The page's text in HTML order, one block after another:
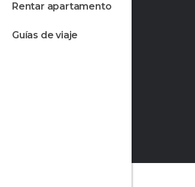
rentar apartamento
guías de viaje